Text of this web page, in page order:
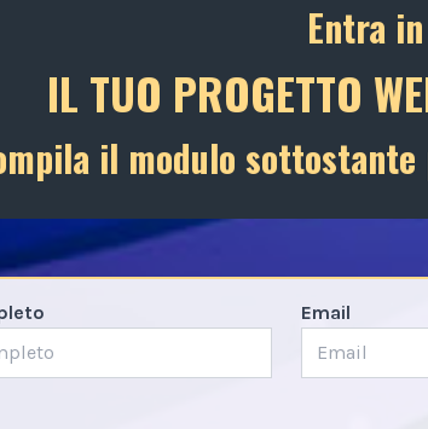
Entra
IL TUO PROGETTO
il modulo
Email